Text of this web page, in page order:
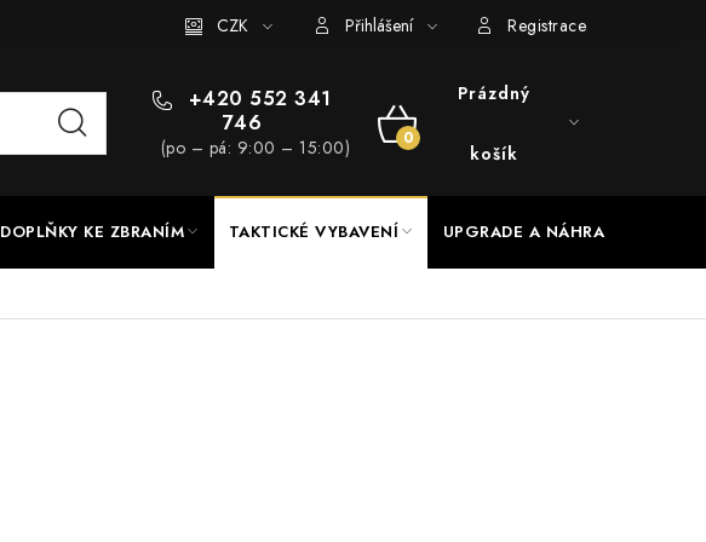
UPGRADE a servis Hodnocení obchodu
CZK Přihlášení Registrace
+420 552 341
746
(po – pá: 9:00 – 15:00)
NÁKUPNÍ
Prázdný
košík
DOPLŇKY KE ZBRANÍM TAKTICKÉ VYBAVENÍ UPGRADE A NÁHRADNÍ DÍLY